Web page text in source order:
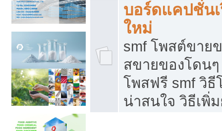
บอร์ดแคปชั่น
ใหม่
smf โพสต์ขาย
สขายของโดน
โพสฟรี smf วิธี
น่าสนใจ วิธีเพิ่